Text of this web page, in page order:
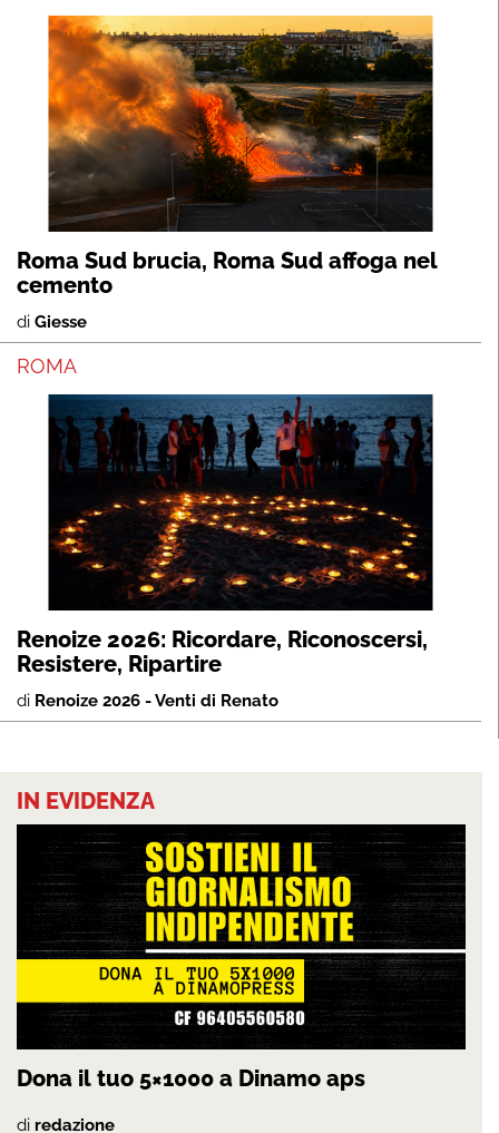
Roma Sud brucia, Roma Sud affoga nel
cemento
di Giesse
ROMA
Renoize 2026: Ricordare, Riconoscersi,
Resistere, Ripartire
di Renoize 2026 - Venti di Renato
IN EVIDENZA
Dona il tuo 5×1000 a Dinamo aps
di redazione